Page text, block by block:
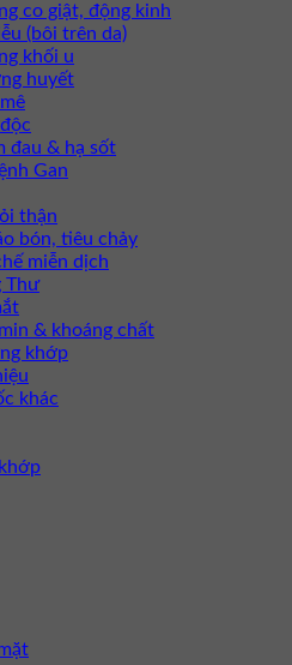
co giật, động kinh
(bôi trên da)
khối u
huyết
đau & hạ sốt
Gan
thận
bón, tiêu chảy
miễn dịch
Thư
& khoáng chất
khớp
khác